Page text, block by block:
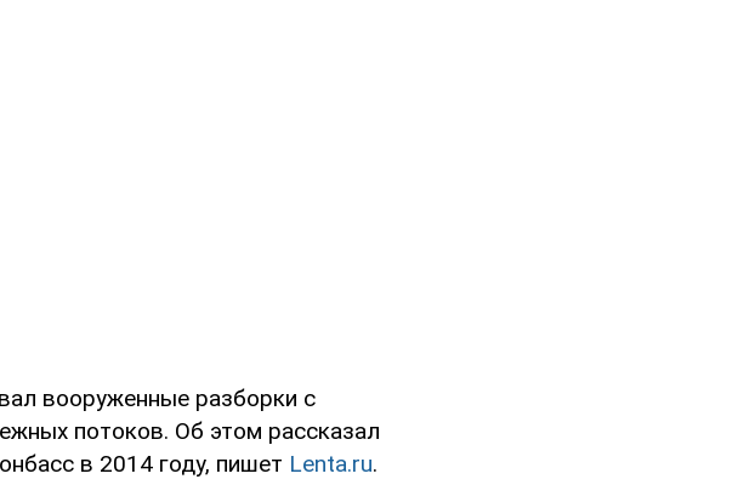
вооруженные разборки с
потоков. Об этом рассказал
в 2014 году, пишет Lenta.ru.